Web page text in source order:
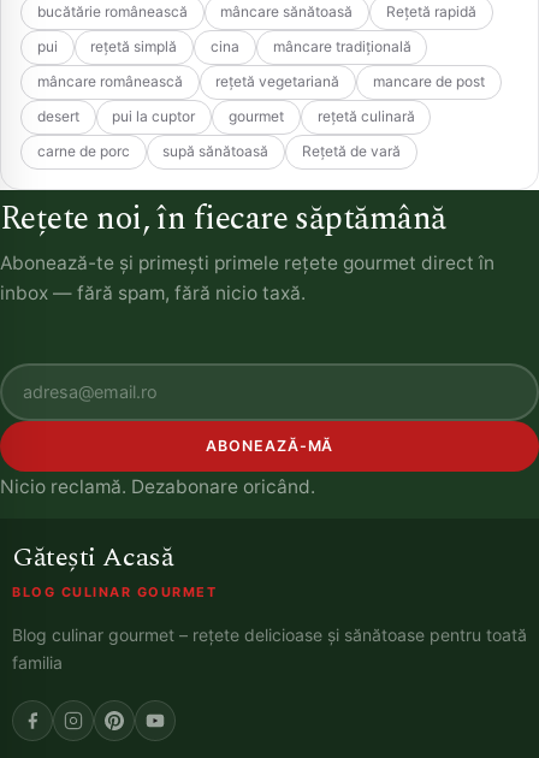
bucătărie românească
mâncare sănătoasă
Rețetă rapidă
pui
rețetă simplă cina
mâncare tradițională
mâncare românească
rețetă vegetariană
mancare de post
desert
pui la cuptor gourmet
rețetă culinară
carne de porc
supă sănătoasă Rețetă de vară
Rețete noi, în fiecare săptămână
Abonează-te și primești primele rețete gourmet direct în
inbox — fără spam, fără nicio taxă.
ABONEAZĂ-MĂ
Nicio reclamă. Dezabonare oricând.
Gătești Acasă
BLOG CULINAR GOURMET
Blog culinar gourmet – rețete delicioase și sănătoase pentru toată
familia